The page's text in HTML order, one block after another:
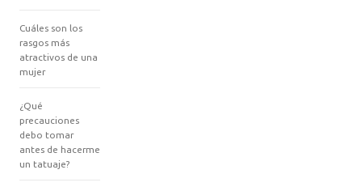
Cuáles son los
rasgos más
atractivos de una
mujer
¿Qué
precauciones
debo tomar
antes de hacerme
un tatuaje?